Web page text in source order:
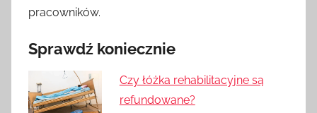
pracowników.
Sprawdź koniecznie
Czy łóżka rehabilitacyjne są
refundowane?